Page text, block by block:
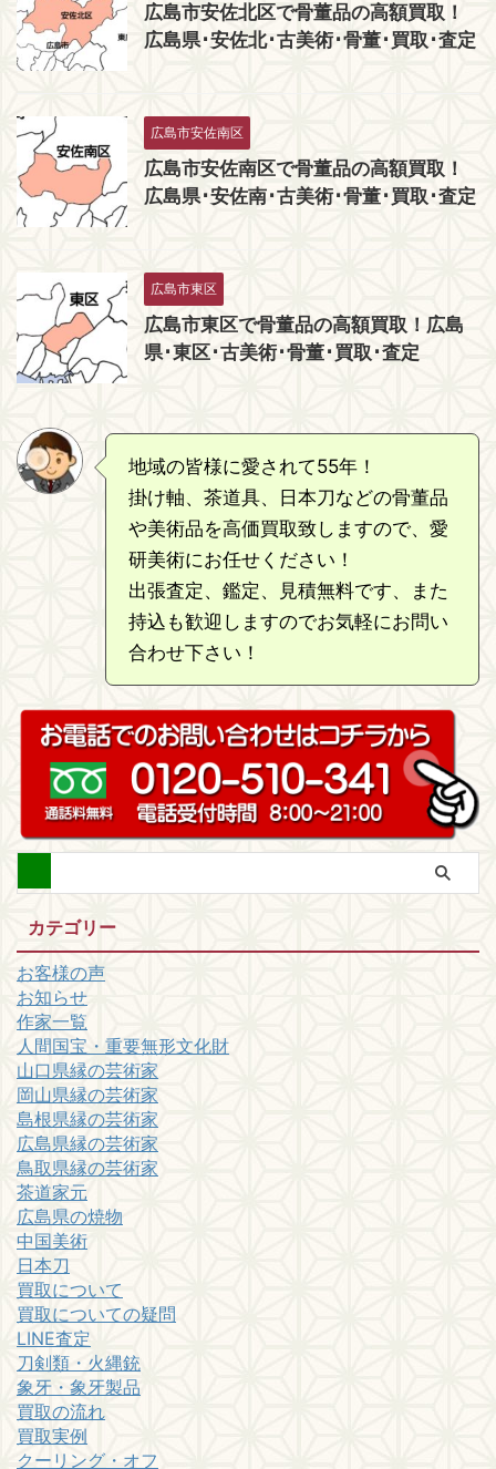
広島市安佐北区で骨董品の高額買取！
広島県･安佐北･古美術･骨董･買取･査定
広島市安佐南区
広島市安佐南区で骨董品の高額買取！
広島県･安佐南･古美術･骨董･買取･査定
広島市東区
広島市東区で骨董品の高額買取！広島
県･東区･古美術･骨董･買取･査定
地域の皆様に愛されて55年！
掛け軸、茶道具、日本刀などの骨董品
や美術品を高価買取致しますので、愛
研美術にお任せください！
出張査定、鑑定、見積無料です、また
持込も歓迎しますのでお気軽にお問い
合わせ下さい！
カテゴリー
お客様の声
お知らせ
作家一覧
人間国宝・重要無形文化財
山口県縁の芸術家
岡山県縁の芸術家
島根県縁の芸術家
広島県縁の芸術家
鳥取県縁の芸術家
茶道家元
広島県の焼物
中国美術
日本刀
買取について
買取についての疑問
LINE査定
刀剣類・火縄銃
象牙・象牙製品
買取の流れ
買取実例
クーリング・オフ